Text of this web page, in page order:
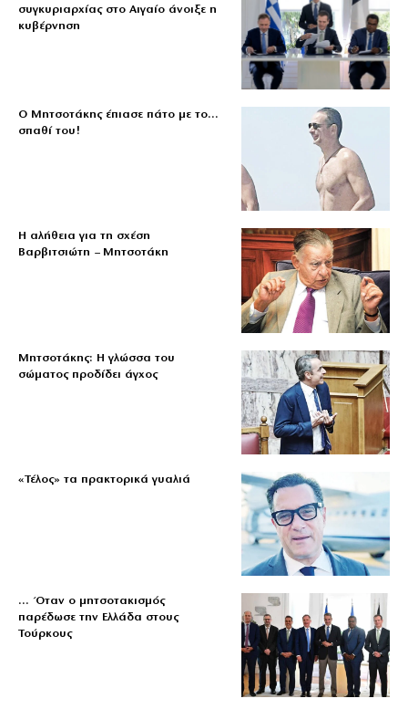
συγκυριαρχίας στο Αιγαίο άνοιξε η
κυβέρνηση
Ο Μητσοτάκης έπιασε πάτο με το…
σπαθί του!
Η αλήθεια για τη σχέση
Βαρβιτσιώτη – Μητσοτάκη
Μητσοτάκης: Η γλώσσα του
σώματος προδίδει άγχος
«Τέλος» τα πρακτορικά γυαλιά
… Όταν ο μητσοτακισμός
παρέδωσε την Ελλάδα στους
Τούρκους